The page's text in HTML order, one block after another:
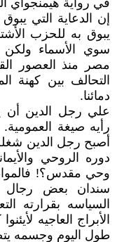
في رواية هيمنجواي
إن الدعاية التي
يبوق به للحزب
سوي الأسماء ولكن
مصر منذ العصور
التحالف بين كهنة
دمائنا.
علي رجل الدين أن
رأيه صيغة العمومية.
أصبح رجل الدين
دوره الروحي
وحي مقدس؟!
سندان بعض رجال
السياسه بقرارته
الأبراج العاجيه
طول اليوم وجسمه